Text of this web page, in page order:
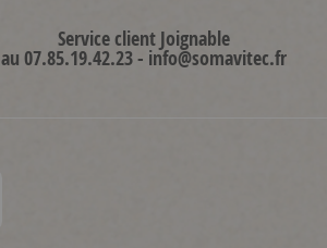
Service client Joignable
au 07.85.19.42.23 - info@somavitec.fr